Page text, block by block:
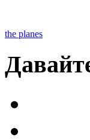
the planes